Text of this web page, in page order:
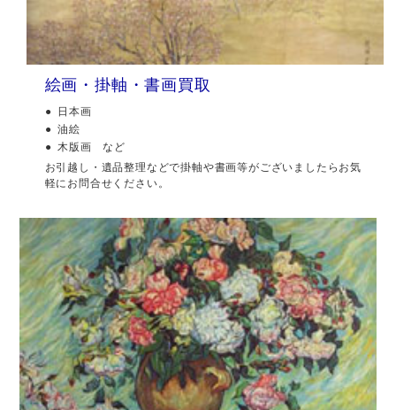
絵画・掛軸・書画買取
日本画
油絵
木版画 など
お引越し・遺品整理などで掛軸や書画等がございましたらお気
軽にお問合せください。